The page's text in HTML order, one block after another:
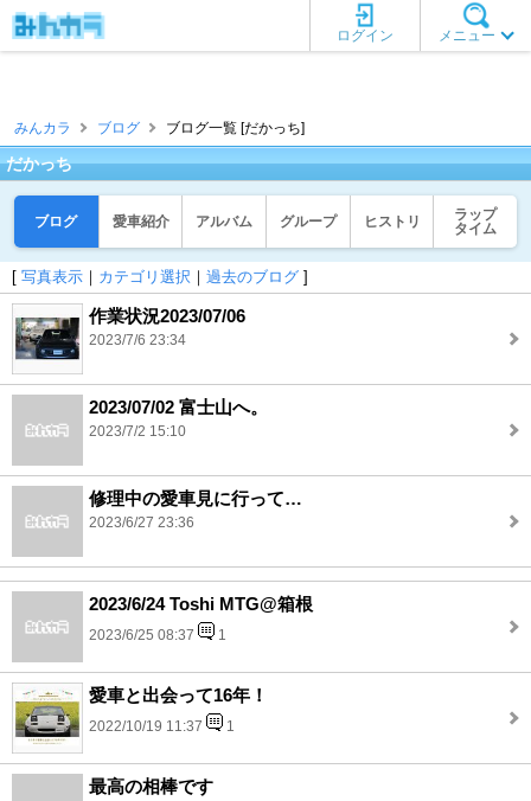
メニュー
ログイン
みんカラ ブログ ブログ一覧 [だかっち]
だかっち
ブログ 愛車紹介 アルバム グループ ヒストリ
ラップ
タイム
[ 写真表示 ｜ カテゴリ選択 ｜ 過去のブログ ]
作業状況2023/07/06
2023/7/6 23:34
2023/07/02 富士山へ。
2023/7/2 15:10
修理中の愛車見に行って…
2023/6/27 23:36
2023/6/24 Toshi MTG@箱根
2023/6/25 08:37 1
愛車と出会って16年！
2022/10/19 11:37 1
最高の相棒です